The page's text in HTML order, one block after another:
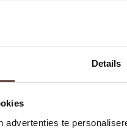
Details
advertenties te